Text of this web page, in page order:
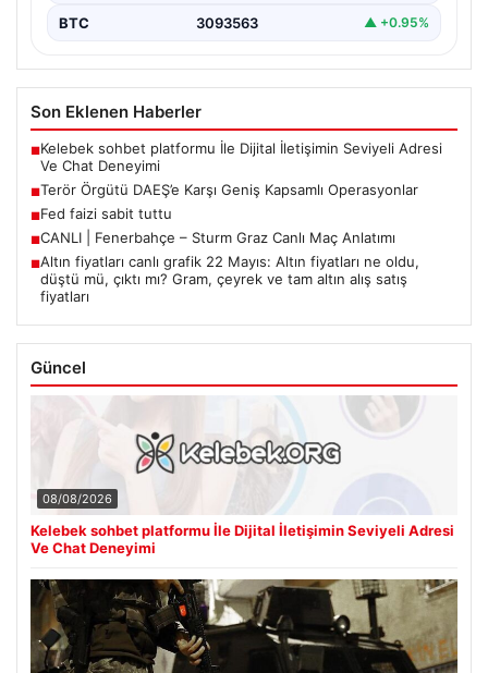
BTC 3093563 ▲ +0.95%
Son Eklenen Haberler
■Kelebek sohbet platformu İle Dijital İletişimin Seviyeli Adresi
Ve Chat Deneyimi
■Terör Örgütü DAEŞ’e Karşı Geniş Kapsamlı Operasyonlar
■Fed faizi sabit tuttu
■CANLI | Fenerbahçe – Sturm Graz Canlı Maç Anlatımı
■Altın fiyatları canlı grafik 22 Mayıs: Altın fiyatları ne oldu,
düştü mü, çıktı mı? Gram, çeyrek ve tam altın alış satış
fiyatları
Güncel
08/08/2026
Kelebek sohbet platformu İle Dijital İletişimin Seviyeli Adresi
Ve Chat Deneyimi